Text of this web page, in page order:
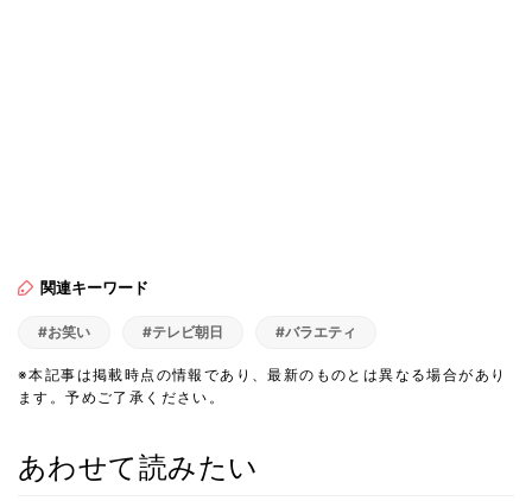
関連キーワード
#お笑い #テレビ朝日 #バラエティ
※本記事は掲載時点の情報であり、最新のものとは異なる場合があり
ます。予めご了承ください。
あわせて読みたい